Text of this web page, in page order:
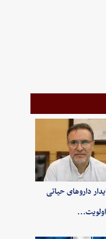
داروهای حیاتی